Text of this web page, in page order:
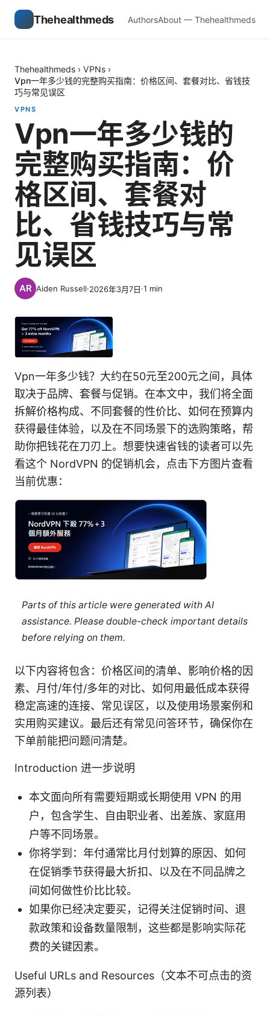
Thehealthmeds AuthorsAbout — Thehealthmeds
Thehealthmeds › VPNs ›
Vpn一年多少钱的完整购买指南：价格区间、套餐对比、省钱技
巧与常见误区
VPNS
Vpn一年多少钱的
完整购买指南：价
格区间、套餐对
比、省钱技巧与常
见误区
Aiden Russell·2026年3月7日·1 min
Vpn一年多少钱？大约在50元至200元之间，具体
取决于品牌、套餐与促销。在本文中，我们将全面
拆解价格构成、不同套餐的性价比、如何在预算内
获得最佳体验，以及在不同场景下的选购策略，帮
助你把钱花在刀刃上。想要快速省钱的读者可以先
看这个 NordVPN 的促销机会，点击下方图片查看
当前优惠：
Parts of this article were generated with AI
assistance. Please double-check important details
before relying on them.
以下内容将包含：价格区间的清单、影响价格的因
素、月付/年付/多年的对比、如何用最低成本获得
稳定高速的连接、常见误区，以及使用场景案例和
实用购买建议。最后还有常见问答环节，确保你在
下单前能把问题问清楚。
Introduction 进一步说明
本文面向所有需要短期或长期使用 VPN 的用
户，包含学生、自由职业者、出差族、家庭用
户等不同场景。
你将学到：年付通常比月付划算的原因、如何
在促销季节获得最大折扣、以及在不同品牌之
间如何做性价比比较。
如果你已经决定要买，记得关注促销时间、退
款政策和设备数量限制，这些都是影响实际花
费的关键因素。
Useful URLs and Resources（文本不可点击的资
源列表）